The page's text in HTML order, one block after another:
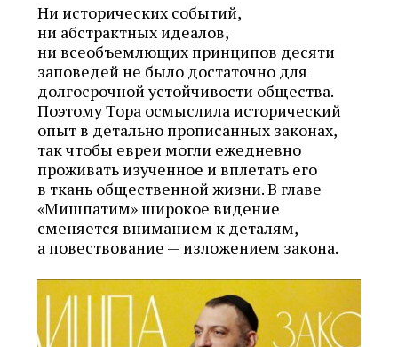
Ни исторических событий,
ни абстрактных идеалов,
ни всеобъемлющих принципов десяти
заповедей не было достаточно для
долгосрочной устойчивости общества.
Поэтому Тора осмыслила исторический
опыт в детально прописанных законах,
так чтобы евреи могли ежедневно
проживать изученное и вплетать его
в ткань общественной жизни. В главе
«Мишпатим» широкое видение
сменяется вниманием к деталям,
а повествование — изложением закона.